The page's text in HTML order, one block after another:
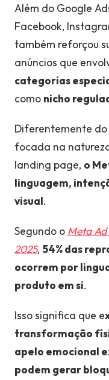
Além do Google
Facebook,
também reforçou
anúncios que
categorias
como nicho
Diferentemente
focada na
landing page, o
linguagem,
visual.
Segundo o Meta
2025, 54% das
ocorrem por
produto em si.
Isso significa que e
transformação
apelo emocional
podem gerar